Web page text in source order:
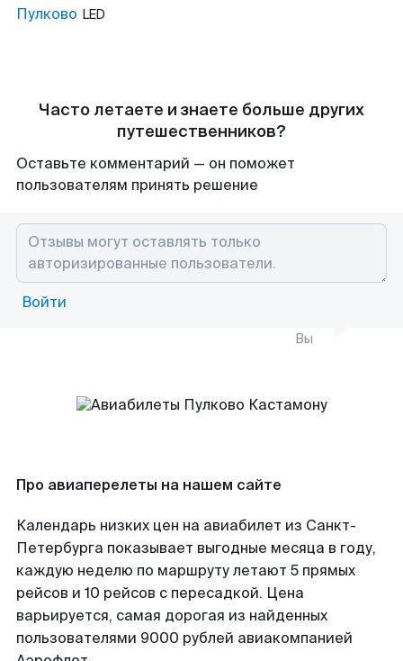
Пулково LED
Часто летаете и знаете больше других
путешественников?
Оставьте комментарий — он поможет
пользователям принять решение
Войти
Вы
Про авиаперелеты на нашем сайте
Календарь низких цен на авиабилет из Санкт-
Петербурга показывает выгодные месяца в году,
каждую неделю по маршруту летают 5 прямых
рейсов и 10 рейсов с пересадкой. Цена
варьируется, самая дорогая из найденных
пользователями 9000 рублей авиакомпанией